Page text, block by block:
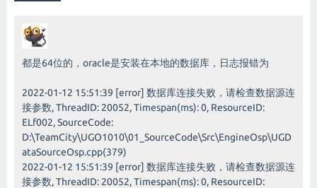
都是64位的，oracle是安装在本地的数据库，日志报错为
2022-01-12 15:51:39 [error] 数据库连接失败，请检查数据源连
接参数, ThreadID: 20052, Timespan(ms): 0, ResourceID:
ELf002, SourceCode:
D:\TeamCity\UGO1010\01_SourceCode\Src\EngineOsp\UGD
ataSourceOsp.cpp(379)
2022-01-12 15:51:39 [error] 数据库连接失败，请检查数据源连
接参数, ThreadID: 20052, Timespan(ms): 0, ResourceID: